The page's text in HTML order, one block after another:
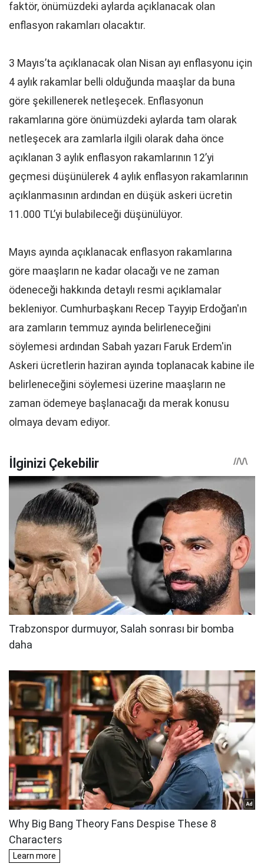
faktör, önümüzdeki aylarda açıklanacak olan
enflasyon rakamları olacaktır.
3 Mayıs’ta açıklanacak olan Nisan ayı enflasyonu için
4 aylık rakamlar belli olduğunda maaşlar da buna
göre şekillenerek netleşecek. Enflasyonun
rakamlarına göre önümüzdeki aylarda tam olarak
netleşecek ara zamlarla ilgili olarak daha önce
açıklanan 3 aylık enflasyon rakamlarının 12’yi
geçmesi düşünülerek 4 aylık enflasyon rakamlarının
açıklanmasının ardından en düşük askeri ücretin
11.000 TL’yi bulabileceği düşünülüyor.
Mayıs ayında açıklanacak enflasyon rakamlarına
göre maaşların ne kadar olacağı ve ne zaman
ödeneceği hakkında detaylı resmi açıklamalar
bekleniyor. Cumhurbaşkanı Recep Tayyip Erdoğan'ın
ara zamların temmuz ayında belirleneceğini
söylemesi ardından Sabah yazarı Faruk Erdem'in
Askeri ücretlerin haziran ayında toplanacak kabine ile
belirleneceğini söylemesi üzerine maaşların ne
zaman ödemeye başlanacağı da merak konusu
olmaya devam ediyor.